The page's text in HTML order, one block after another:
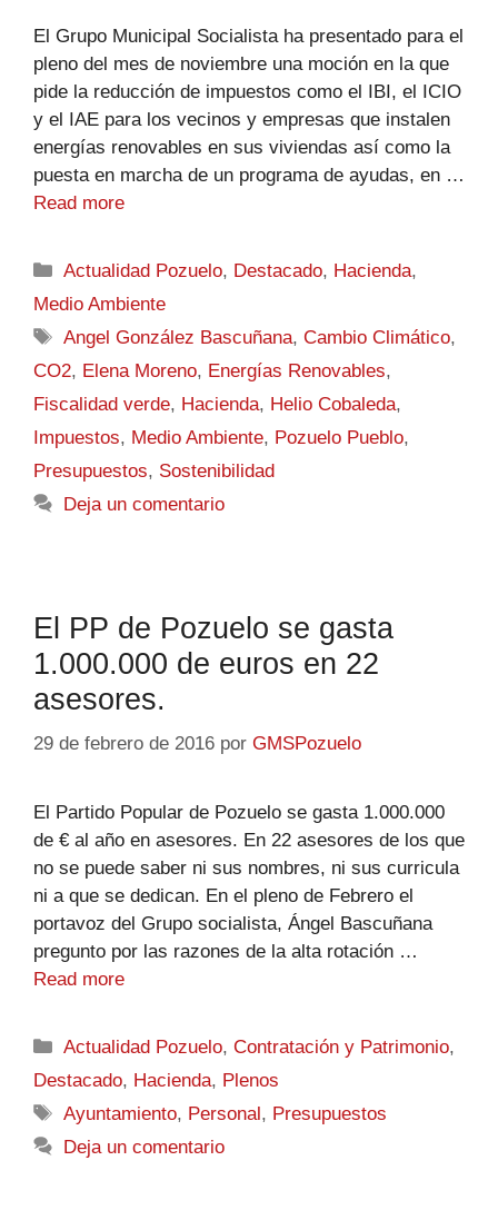
El Grupo Municipal Socialista ha presentado para el
pleno del mes de noviembre una moción en la que
pide la reducción de impuestos como el IBI, el ICIO
y el IAE para los vecinos y empresas que instalen
energías renovables en sus viviendas así como la
puesta en marcha de un programa de ayudas, en …
Read more
Actualidad Pozuelo, Destacado, Hacienda,
Medio Ambiente
Angel González Bascuñana,Cambio Climático,
CO2, Elena Moreno, Energías Renovables,
Fiscalidad verde, Hacienda, Helio Cobaleda,
Impuestos, Medio Ambiente, Pozuelo Pueblo,
Presupuestos, Sostenibilidad
Deja un comentario
El PP de Pozuelo se gasta
1.000.000 de euros en 22
asesores.
29 de febrero de 2016 por GMSPozuelo
El Partido Popular de Pozuelo se gasta 1.000.000
de € al año en asesores. En 22 asesores de los que
no se puede saber ni sus nombres, ni sus curricula
ni a que se dedican. En el pleno de Febrero el
portavoz del Grupo socialista, Ángel Bascuñana
pregunto por las razones de la alta rotación …
Read more
Actualidad Pozuelo,Contratación y Patrimonio,
Destacado, Hacienda, Plenos
Ayuntamiento, Personal, Presupuestos
Deja un comentario